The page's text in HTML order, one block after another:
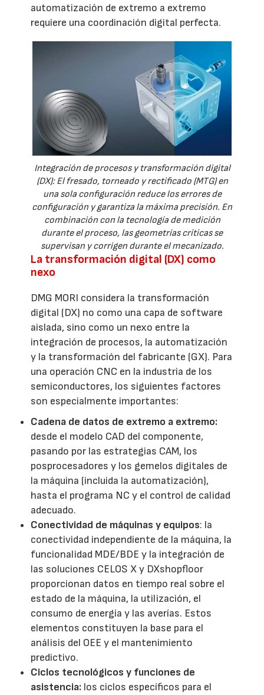
automatización de extremo a extremo
requiere una coordinación digital perfecta.
Integración de procesos y transformación digital
(DX): El fresado, torneado y rectificado (MTG) en
una sola configuración reduce los errores de
configuración y garantiza la máxima precisión. En
combinación con la tecnología de medición
durante el proceso, las geometrías críticas se
supervisan y corrigen durante el mecanizado.
La transformación digital (DX) como
nexo
DMG MORI considera la transformación
digital (DX) no como una capa de software
aislada, sino como un nexo entre la
integración de procesos, la automatización
y la transformación del fabricante (GX). Para
una operación CNC en la industria de los
semiconductores, los siguientes factores
son especialmente importantes:
Cadena de datos de extremo a extremo:
desde el modelo CAD del componente,
pasando por las estrategias CAM, los
posprocesadores y los gemelos digitales de
la máquina (incluida la automatización),
hasta el programa NC y el control de calidad
adecuado.
Conectividad de máquinas y equipos: la
conectividad independiente de la máquina, la
funcionalidad MDE/BDE y la integración de
las soluciones CELOS X y DXshopfloor
proporcionan datos en tiempo real sobre el
estado de la máquina, la utilización, el
consumo de energía y las averías. Estos
elementos constituyen la base para el
análisis del OEE y el mantenimiento
predictivo.
Ciclos tecnológicos y funciones de
asistencia: los ciclos específicos para el